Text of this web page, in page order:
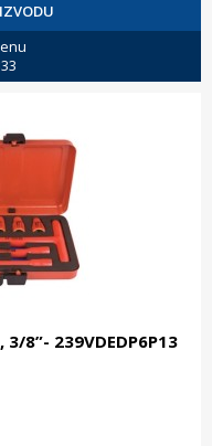
3/8”- 239VDEDP6P13